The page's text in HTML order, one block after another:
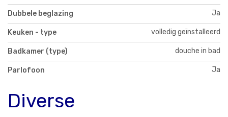
Dubbele beglazing Ja
Keuken - type volledig geïnstalleerd
Badkamer (type) douche in bad
Parlofoon Ja
Diverse